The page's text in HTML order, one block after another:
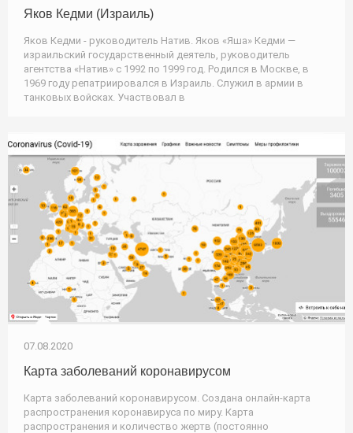
Яков Кедми (Израиль)
Яков Кедми - руководитель Натив. Яков «Яша» Кедми —
израильский государственный деятель, руководитель
агентства «Натив» с 1992 по 1999 год. Родился в Москве, в
1969 году репатриировался в Израиль. Служил в армии в
танковых войсках. Участвовал в
07.08.2020
Карта заболеваний коронавирусом
Карта заболеваний коронавирусом. Создана онлайн-карта
распространения коронавируса по миру. Карта
распространения и количество жертв (постоянно